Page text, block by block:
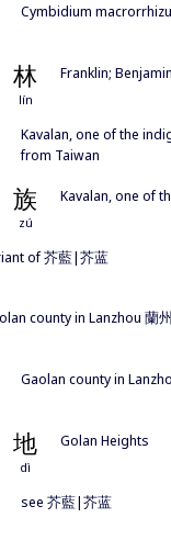
Cymbidium
林
lín
Franklin;
Kavalan, one of the
from Taiwan
族
zú
Kavalan, one of
of 芥藍|芥蓝
county in Lanzhou 蘭
Gaolan county in
地
dì
Golan Heights
see 芥藍|芥蓝